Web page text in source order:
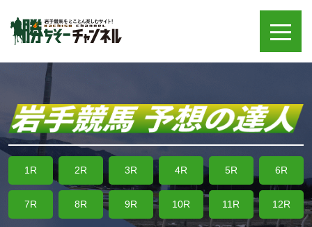
1R 2R 3R 4R 5R 6R
7R 8R 9R 10R 11R 12R